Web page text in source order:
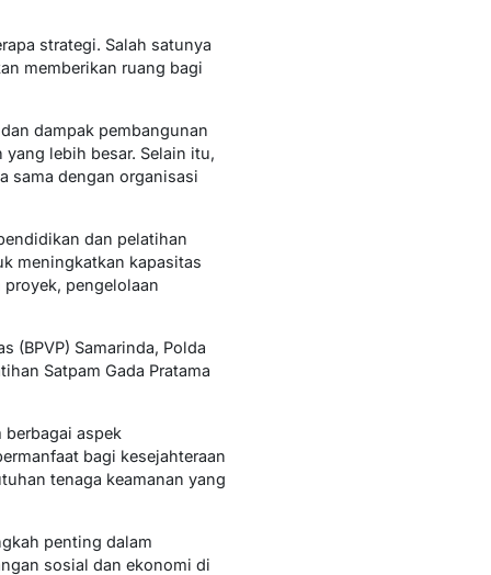
strategi. Salah satunya
memberikan ruang bagi
dampak pembangunan
lebih besar. Selain itu,
sama dengan organisasi
dan pelatihan
meningkatkan kapasitas
pengelolaan
(BPVP) Samarinda, Polda
Satpam Gada Pratama
berbagai aspek
bagi kesejahteraan
tenaga keamanan yang
penting dalam
sosial dan ekonomi di